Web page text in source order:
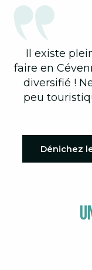
Il existe
faire en
diversifié !
peu
Dénichez